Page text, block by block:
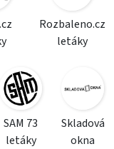
Rozbaleno.cz
letáky
SAM 73
letáky
Skladová
okna